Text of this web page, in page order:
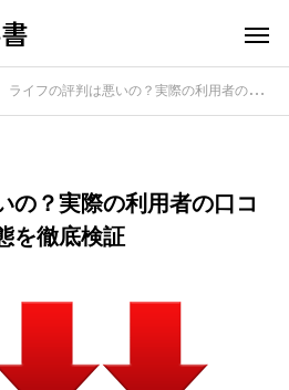
ライフの評判は悪いの？実際の利用者の口コミからリアルな実態を徹底検証
の？実際の利用者の口コ
を徹底検証